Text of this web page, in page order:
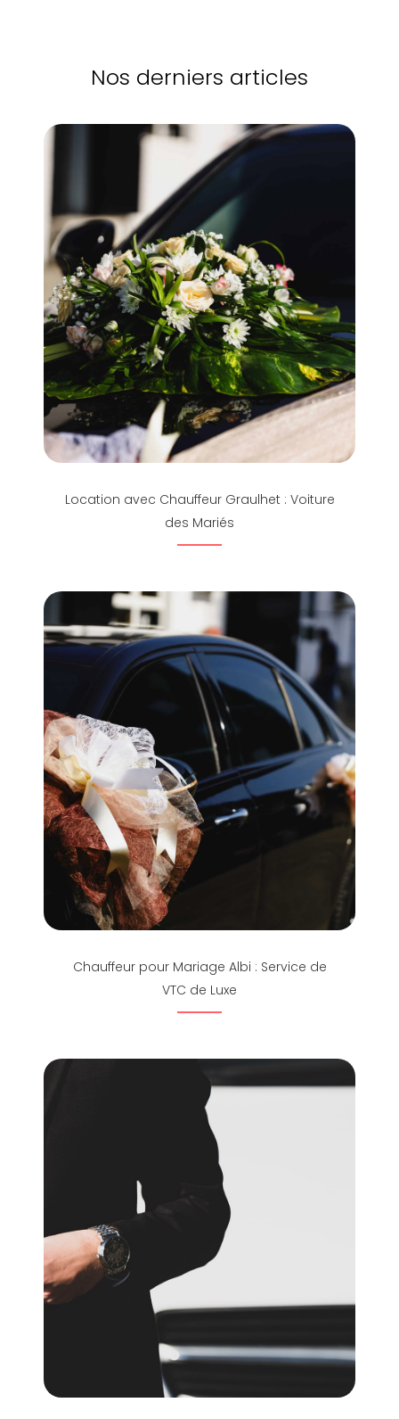
Nos derniers articles
Location avec Chauffeur Graulhet : Voiture
des Mariés
Chauffeur pour Mariage Albi : Service de
VTC de Luxe